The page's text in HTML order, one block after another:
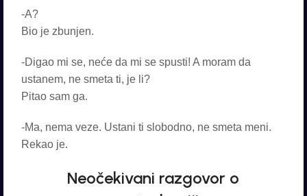
-A?
Bio je zbunjen.
-Digao mi se, neće da mi se spusti! A moram da
ustanem, ne smeta ti, je li?
Pitao sam ga.
-Ma, nema veze. Ustani ti slobodno, ne smeta meni.
Rekao je.
Neočekivani razgovor o